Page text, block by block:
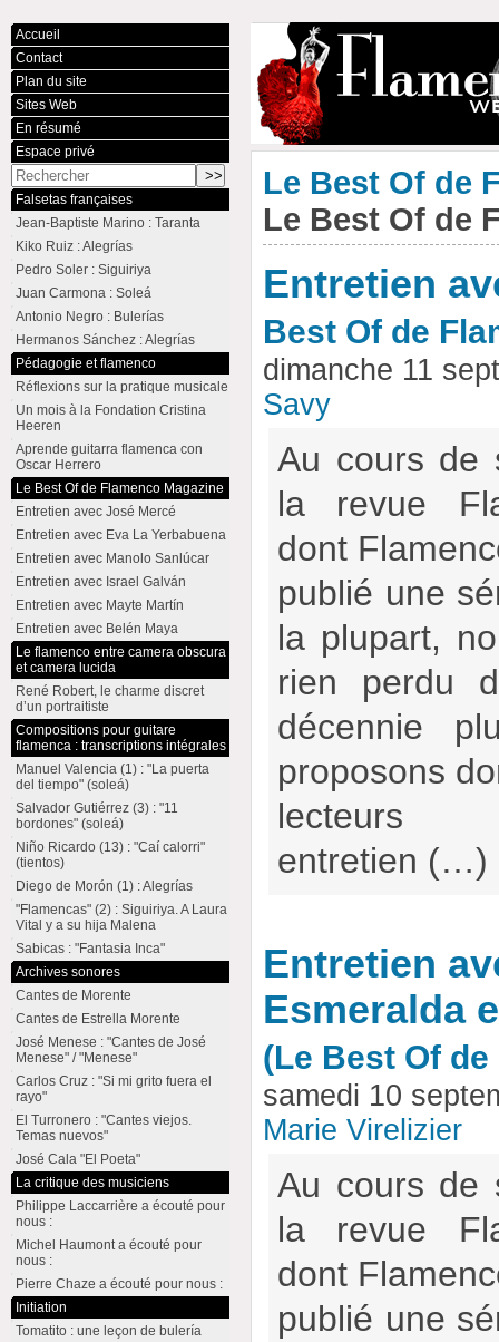
Le Best Of de
Le Best Of de
Entretien
Best Of de
dimanche 11
Savy
Au cours de
la revue
dont
publié une
la plupart,
rien perdu
décennie
proposons
entretien (…)
Entretien
Esmeralda
(Le Best Of
samedi 10
Marie Virelizier
Au cours de
la revue
dont
publié une
Accueil
Contact
Plan du site
Sites Web
En résumé
Espace privé
Falsetas françaises
Jean-Baptiste Marino : Taranta
Kiko Ruiz : Alegrías
Pedro Soler : Siguiriya
Juan Carmona : Soleá
Antonio Negro : Bulerías
Hermanos Sánchez : Alegrías
Pédagogie et flamenco
Réflexions sur la pratique musicale
Un mois à la Fondation Cristina
Heeren
Aprende guitarra flamenca con
Oscar Herrero
Le Best Of de Flamenco Magazine
Entretien avec José Mercé
Entretien avec Eva La Yerbabuena
Entretien avec Manolo Sanlúcar
Entretien avec Israel Galván
Entretien avec Mayte Martín
Entretien avec Belén Maya
Le flamenco entre camera obscura
et camera lucida
René Robert, le charme discret
d’un portraitiste
Compositions pour guitare
flamenca : transcriptions intégrales
Manuel Valencia (1) : "La puerta
del tiempo" (soleá)
Salvador Gutiérrez (3) : "11
bordones" (soleá)
Niño Ricardo (13) : "Caí calorri"
(tientos)
Diego de Morón (1) : Alegrías
"Flamencas" (2) : Siguiriya. A Laura
Vital y a su hija Malena
Sabicas : "Fantasia Inca"
Archives sonores
Cantes de Morente
Cantes de Estrella Morente
José Menese : "Cantes de José
Menese" / "Menese"
Carlos Cruz : "Si mi grito fuera el
rayo"
El Turronero : "Cantes viejos.
Temas nuevos"
José Cala "El Poeta"
La critique des musiciens
Philippe Laccarrière a écouté pour
nous :
Michel Haumont a écouté pour
nous :
Pierre Chaze a écouté pour nous :
Initiation
Tomatito : une leçon de bulería